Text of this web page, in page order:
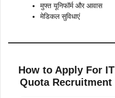
मुफ्त यूनिफॉर्म और आवास
मेडिकल सुविधाएं
How to Apply For
Quota Recruitment